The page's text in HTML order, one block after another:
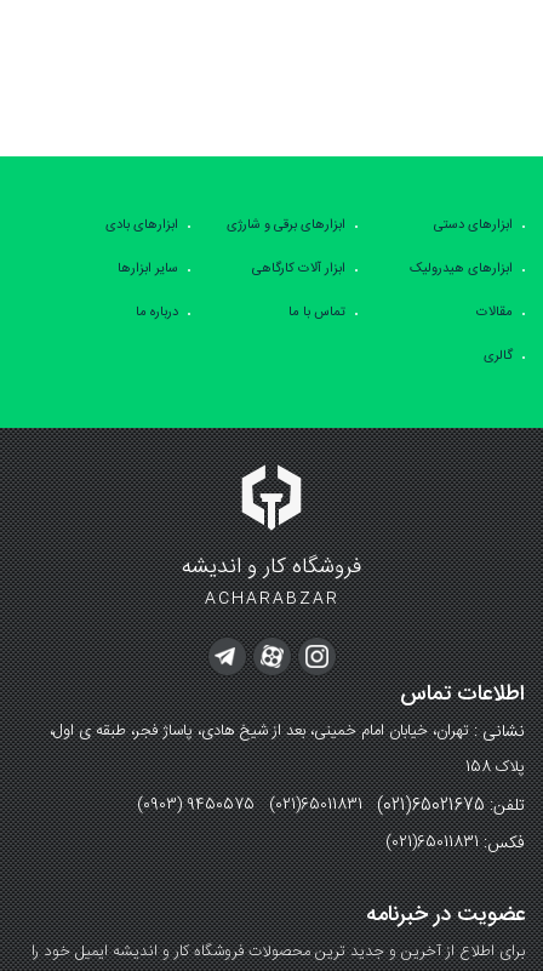
ابزارهای دستی ابزارهای برقی و شارژی
ابزارهای بادی
ابزارهای هیدرولیک
ابزار آلات کارگاهی
سایر ابزارها
مقالات
تماس با ما
درباره ما
گالری
فروشگاه کار و اندیشه
ACHARABZAR
اطلاعات تماس
نشانی :تهران، خیابان امام خمینی، بعد از شیخ هادی، پاساژ فجر، طبقه ی اول،
پلاک 158
تلفن: 65021675(021) (0903) 9450575 (021)65011831
فکس:(021)65011831
عضویت در خبرنامه
برای اطلاع از آخرین و جدید ترین محصولات فروشگاه کار و اندیشه ایمیل خود را